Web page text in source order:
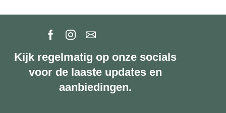
Kijk regelmatig op onze socials
voor de laaste updates en
aanbiedingen.